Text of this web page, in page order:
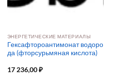
ЭНЕРГЕТИЧЕСКИЕ МАТЕРИАЛЫ
Гексафтороантимонат водоро
да (фторсурьмяная кислота)
17 236,00₽